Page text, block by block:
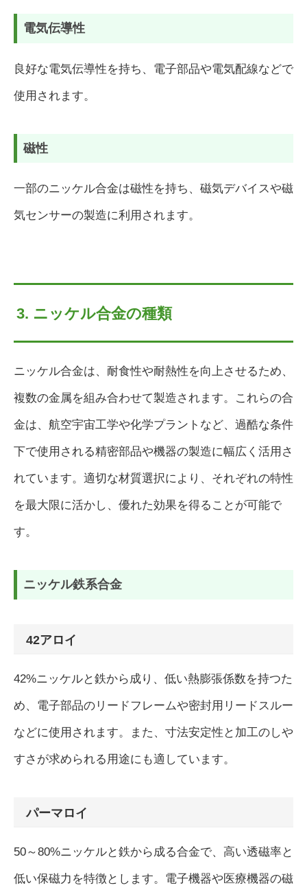
電気伝導性
良好な電気伝導性を持ち、電子部品や電気配線などで
使用されます。
磁性
一部のニッケル合金は磁性を持ち、磁気デバイスや磁
気センサーの製造に利用されます。
3. ニッケル合金の種類
ニッケル合金は、耐食性や耐熱性を向上させるため、
複数の金属を組み合わせて製造されます。これらの合
金は、航空宇宙工学や化学プラントなど、過酷な条件
下で使用される精密部品や機器の製造に幅広く活用さ
れています。適切な材質選択により、それぞれの特性
を最大限に活かし、優れた効果を得ることが可能で
す。
ニッケル鉄系合金
42アロイ
42%ニッケルと鉄から成り、低い熱膨張係数を持つた
め、電子部品のリードフレームや密封用リードスルー
などに使用されます。また、寸法安定性と加工のしや
すさが求められる用途にも適しています。
パーマロイ
50～80%ニッケルと鉄から成る合金で、高い透磁率と
低い保磁力を特徴とします。電子機器や医療機器の磁